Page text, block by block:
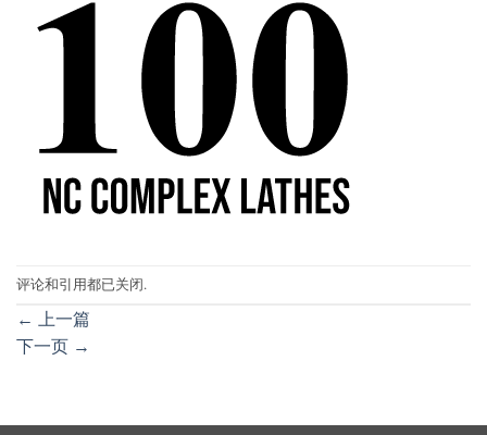
评论和引用都已关闭.
← 上一篇
下一页 →